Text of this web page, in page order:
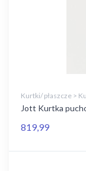
Kurtki/ płaszcze >
Jott Kurtka
819,99